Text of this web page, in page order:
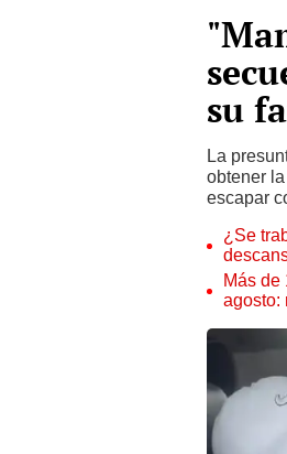
su
La
obtener
escapar
¿Se
Más de
agosto: